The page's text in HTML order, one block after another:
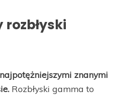
rozbłyski
znanymi
Rozbłyski gamma to